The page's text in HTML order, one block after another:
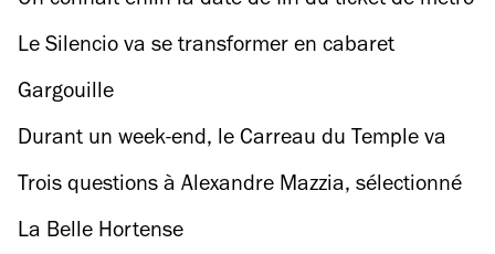
(et c’est pour très bientôt)
Le Silencio va se transformer en cabaret
interlope tous les dimanches
Gargouille
Durant un week-end, le Carreau du Temple va
devenir la plus grande adresse veggie de Paris
Trois questions à Alexandre Mazzia, sélectionné
pour les JO 2024
La Belle Hortense